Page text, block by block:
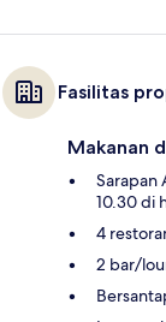
Fasilitas
Makanan
Sarapan
10.30 di
4
2 bar/